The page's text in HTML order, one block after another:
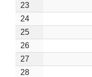
23
24
25
26
27
28